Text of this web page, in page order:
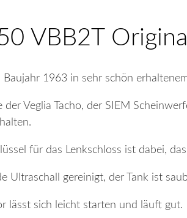
VBB2T
Baujahr 1963 in sehr schön
Veglia Tacho, der SIEM
für das Lenkschloss ist dabei,
Ultraschall gereinigt, der Tank ist
lässt sich leicht starten und läuft gut.